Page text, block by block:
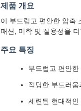
제품 개요
이 부드럽고 편안한 압축
패션, 미학 및 실용성을 더
주요 특징
부드럽고 편안한
적당한 부드러
세련된 현대적인